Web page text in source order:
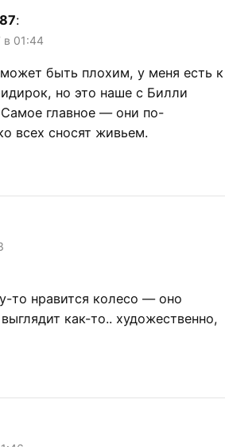
:
01:44
быть плохим, у меня есть к
но это наше с Билли
главное — они по-
всех сносят живьем.
то нравится колесо — оно
как-то.. художественно,